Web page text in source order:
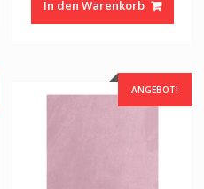
CHF 51.00
In den Warenkorb
ANGEBOT!